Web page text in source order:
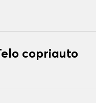
copriauto